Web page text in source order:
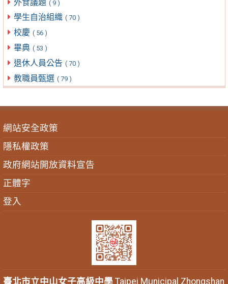
外食議題 ( 9 )
學生自治組織 ( 70 )
校慶 ( 56 )
畢典 ( 53 )
退休人員公告 ( 70 )
教職員甄選 ( 79 )
網站安全政策
隱私權政策
政府網站開放資料宣告
正體字
登入
臺北市立中山女子高級中學Taipei Municipal Zhongshan